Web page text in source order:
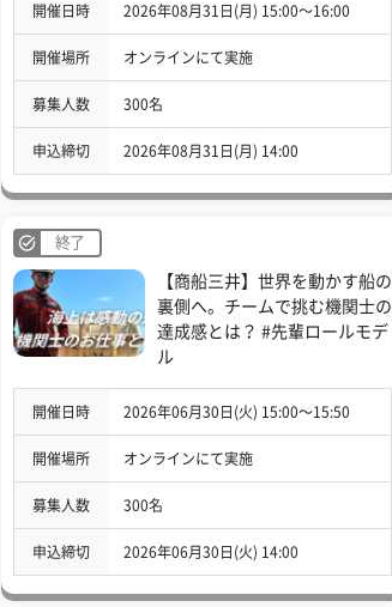
開催日時 2026年08月31日(月) 15:00〜16:00
開催場所 オンラインにて実施
募集人数 300名
申込締切 2026年08月31日(月) 14:00
終了
【商船三井】世界を動かす船の
裏側へ。チームで挑む機関士の
達成感とは？ #先輩ロールモデ
ル
開催日時 2026年06月30日(火) 15:00〜15:50
開催場所 オンラインにて実施
募集人数 300名
申込締切 2026年06月30日(火) 14:00